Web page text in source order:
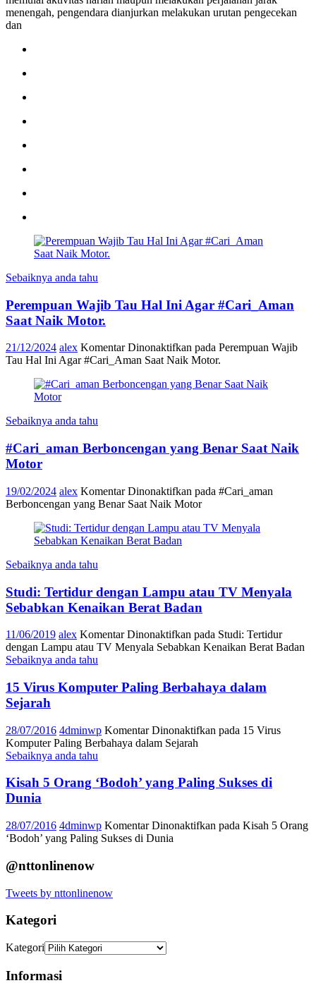
menengah, pengendara dianjurkan melakukan urutan pengecekan
dan
Sebaiknya anda tahu
Perempuan Wajib Tau Hal Ini Agar #Cari_Aman
Saat Naik Motor.
21/12/2024 alex Komentar Dinonaktifkan pada Perempuan Wajib
Tau Hal Ini Agar #Cari_Aman Saat Naik Motor.
Sebaiknya anda tahu
#Cari_aman Berboncengan yang Benar Saat Naik
Motor
19/02/2024 alex Komentar Dinonaktifkan pada #Cari_aman
Berboncengan yang Benar Saat Naik Motor
Sebaiknya anda tahu
Studi: Tertidur dengan Lampu atau TV Menyala
Sebabkan Kenaikan Berat Badan
11/06/2019 alex Komentar Dinonaktifkan pada Studi: Tertidur
dengan Lampu atau TV Menyala Sebabkan Kenaikan Berat Badan
Sebaiknya anda tahu
15 Virus Komputer Paling Berbahaya dalam
Sejarah
28/07/2016 4dminwp Komentar Dinonaktifkan pada 15 Virus
Komputer Paling Berbahaya dalam Sejarah
Sebaiknya anda tahu
Kisah 5 Orang ‘Bodoh’ yang Paling Sukses di
Dunia
28/07/2016 4dminwp Komentar Dinonaktifkan pada Kisah 5 Orang
‘Bodoh’ yang Paling Sukses di Dunia
@nttonlinenow
Tweets by nttonlinenow
Kategori
Kategori
Informasi